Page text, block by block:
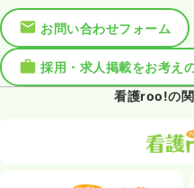
お問い合わせフォーム
採用・求人掲載をお考え
看護roo!の